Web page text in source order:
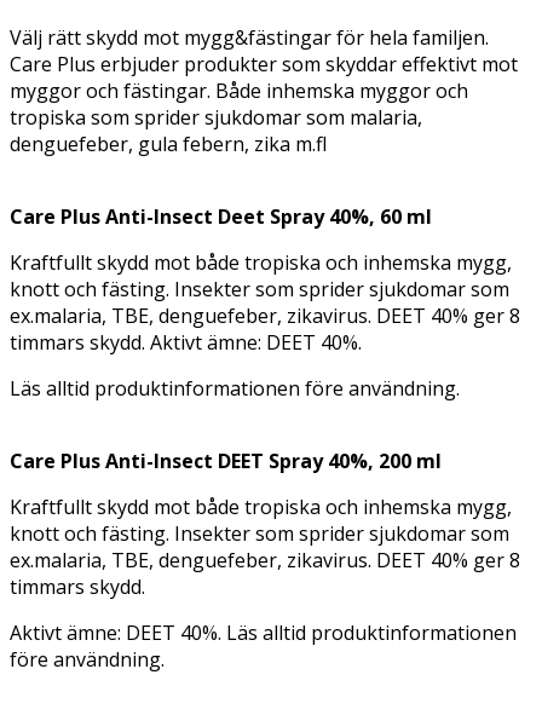
Välj rätt skydd mot mygg&fästingar för hela familjen.
Care Plus erbjuder produkter som skyddar effektivt mot
myggor och fästingar. Både inhemska myggor och
tropiska som sprider sjukdomar som malaria,
denguefeber, gula febern, zika m.fl
Care Plus Anti-Insect Deet Spray 40%, 60 ml
Kraftfullt skydd mot både tropiska och inhemska mygg,
knott och fästing. Insekter som sprider sjukdomar som
ex.malaria, TBE, denguefeber, zikavirus. DEET 40% ger 8
timmars skydd. Aktivt ämne: DEET 40%.
Läs alltid produktinformationen före användning.
Care Plus Anti-Insect DEET Spray 40%, 200 ml
Kraftfullt skydd mot både tropiska och inhemska mygg,
knott och fästing. Insekter som sprider sjukdomar som
ex.malaria, TBE, denguefeber, zikavirus. DEET 40% ger 8
timmars skydd.
Aktivt ämne: DEET 40%. Läs alltid produktinformationen
före användning.